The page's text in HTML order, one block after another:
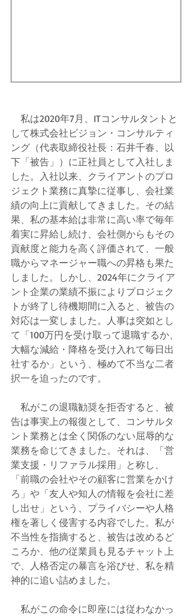
私は2020年7月、ITコンサルタントと
して株式会社ビジョン・コンサルティ
ング（代表取締役社長：石井千春、以
下「被告」）に正社員として入社しま
した。入社以来、クライアントのプロ
ジェクト業務に真摯に従事し、会社業
績の向上に貢献してきました。その結
果、私の基本給は非常に高い率で毎年
着実に昇給し続け、会社側からもその
貢献度と能力を高く評価されて、一般
職からマネージャー職への昇格も果た
しました。しかし、2024年にクライア
ント企業の業績不振によりプロジェク
トが終了し待機期間に入ると、被告の
対応は一変しました。人事は突如とし
て「100万円を受け取って退職するか、
大幅な減給・降格を受け入れて毎日出
社するか」という、極めて不当な二者
択一を迫ったのです。
私がこの退職勧奨を拒否すると、被
告は事実上の報復として、コンサルタ
ント業務とは全く関係のない屈辱的な
業務を命じてきました。それは、「営
業支援・リファラル採用」と称し、
「前職の会社やその顧客に営業をかけ
ろ」や「友人や知人の情報を会社に差
し出せ」という、プライバシーや人格
権を著しく侵害する内容でした。私が
不当性を指摘すると、被告は改めるど
ころか、他の従業員も見るチャット上
で、人格否定の暴言を浴びせ、私を精
神的に追い詰めました。
私がこの命令に即座には従わなかっ